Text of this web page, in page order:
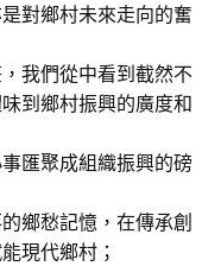
對鄉村未來走向的奮
我們從中看到截然不
到鄉村振興的廣度和
匯聚成組織振興的磅
鄉愁記憶，在傳承創
現代鄉村；